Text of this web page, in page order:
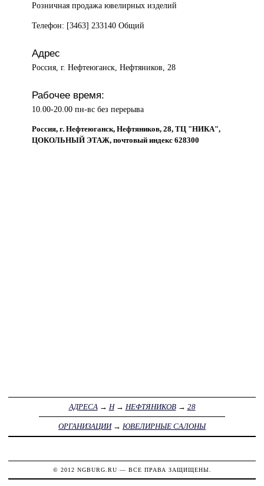
Розничная продажаювелирных изделий
Телефон: [3463] 233140 Общий
Адрес
Россия, г. Нефтеюганск, Нефтяников, 28
Рабочее время:
10.00-20.00 пн-вс без перерыва
Россия, г. Нефтеюганск, Нефтяников, 28, ТЦ "НИКА",
ЦОКОЛЬНЫЙ ЭТАЖ, почтовый индекс 628300
АДРЕСА→ Н→ НЕФТЯНИКОВ→ 28
ОРГАНИЗАЦИИ→ ЮВЕЛИРНЫЕ САЛОНЫ
© 2012 NGBURG.RU — ВСЕ ПРАВА ЗАЩИЩЕНЫ.